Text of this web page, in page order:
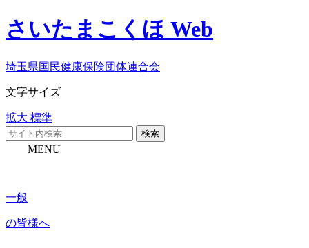
さいたまこくほ Web
埼玉県国民健康保険団体連合会
文字サイズ
拡大 標準
検索
MENU
一般
の皆様へ